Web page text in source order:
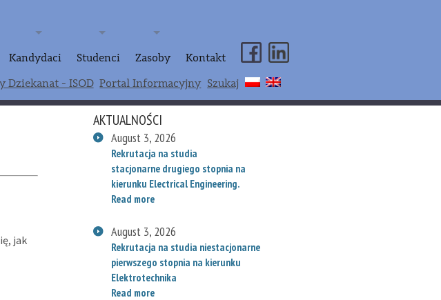
Kandydaci Studenci Zasoby
Kontakt
Dziekanat - ISOD Portal Informacyjny Szukaj
jak
AKTUALNOŚCI
August 3, 2026
Rekrutacja na studia
stacjonarne drugiego stopnia na
kierunku Electrical Engineering.
Read more
August 3, 2026
Rekrutacja na studia niestacjonarne
pierwszego stopnia na kierunku
Elektrotechnika
Read more